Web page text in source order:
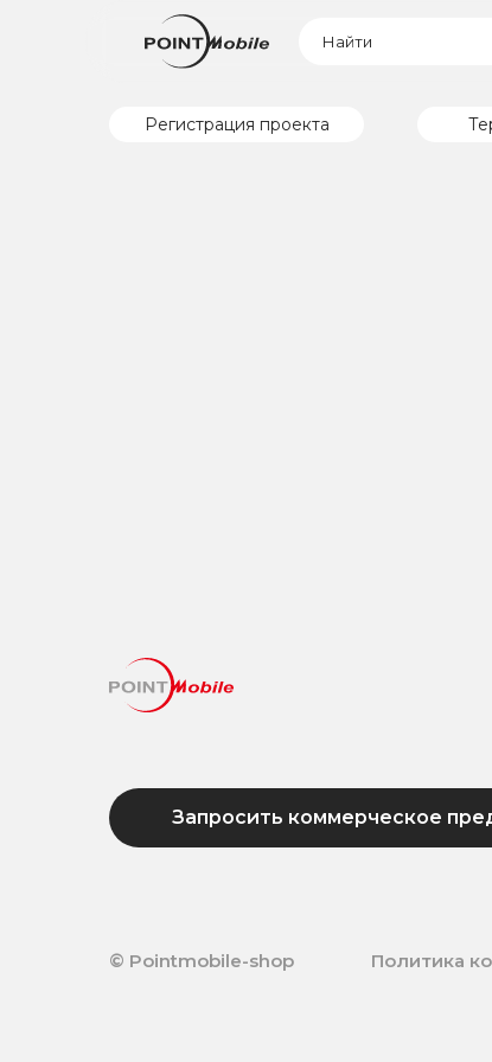
Регистрация проекта
© Pointmobile-shop Политика
Запросить коммерческое